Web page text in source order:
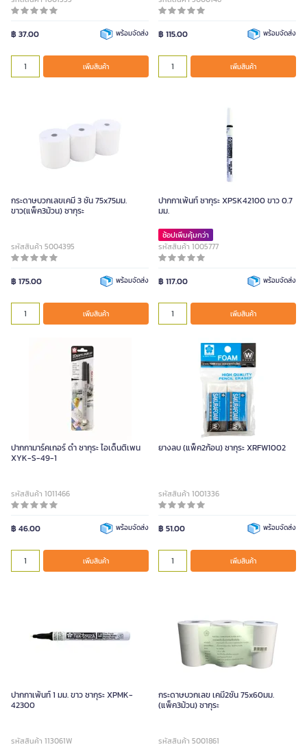
฿ 37.00 พร้อมจัดส่ง
เพิ่มสินค้า
฿ 115.00 พร้อมจัดส่ง
เพิ่มสินค้า
กระดาษบวกเลขเคมี 3 ชั้น 75x75มม.
ขาว(แพ็ค3ม้วน) ซากุระ
รหัสสินค้า 5004395
฿ 175.00 พร้อมจัดส่ง
เพิ่มสินค้า
ปากกาเพ้นท์ ซากุระ XPSK42100 ขาว 0.7
มม.
ช้อปเพิ่มคุ้มกว่า
รหัสสินค้า 1005777
฿ 117.00 พร้อมจัดส่ง
เพิ่มสินค้า
ปากกามาร์คเกอร์ ดำ ซากุระ ไอเด็นติเพน
XYK-S-49-1
รหัสสินค้า 1011466
฿ 46.00 พร้อมจัดส่ง
เพิ่มสินค้า
ยางลบ (แพ็ค2ก้อน) ซากุระ XRFW1002
รหัสสินค้า 1001336
฿ 51.00 พร้อมจัดส่ง
เพิ่มสินค้า
ปากกาเพ้นท์ 1 มม. ขาว ซากุระ XPMK-
42300
รหัสสินค้า 113061W
กระดาษบวกเลข เคมี2ชั้น 75x60มม.
(แพ็ค3ม้วน) ซากุระ
รหัสสินค้า 5001861